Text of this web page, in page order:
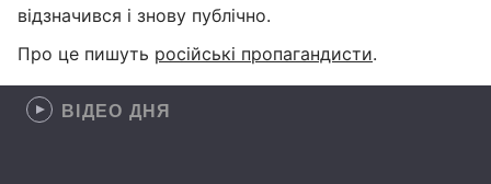
відзначився і знову публічно.
Про це пишуть російські пропагандисти.
ВІДЕО ДНЯ